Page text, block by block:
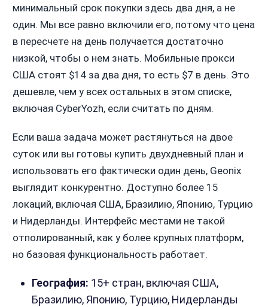
минимальный срок покупки здесь два дня, а не
один. Мы все равно включили его, потому что цена
в пересчете на день получается достаточно
низкой, чтобы о нем знать. Мобильные прокси
США стоят $14 за два дня, то есть $7 в день. Это
дешевле, чем у всех остальных в этом списке,
включая CyberYozh, если считать по дням.
Если ваша задача может растянуться на двое
суток или вы готовы купить двухдневный план и
использовать его фактически один день, Geonix
выглядит конкурентно. Доступно более 15
локаций, включая США, Бразилию, Японию, Турцию
и Нидерланды. Интерфейс местами не такой
отполированный, как у более крупных платформ,
но базовая функциональность работает.
География: 15+ стран, включая США,
Бразилию, Японию, Турцию, Нидерланды